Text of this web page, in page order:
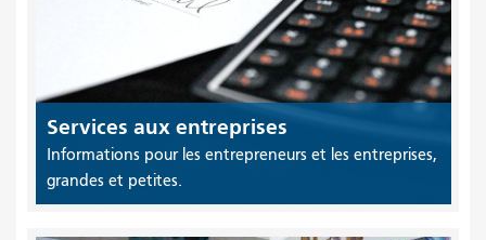
Services aux entreprises
Informations pour les entrepreneurs et les entreprises,
grandes et petites.